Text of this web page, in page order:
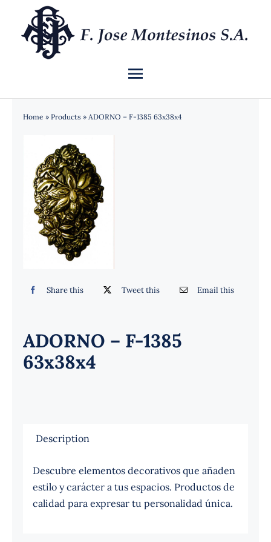
contenido
Toggle
Navigation
INICIO
QUIÉNES SOMOS
CATÁLOGO
NOTICIAS
CONTACTO
Home » Products » ADORNO – F-1385 63x38x4
Share this Tweet this Email this
ADORNO – F-1385
63x38x4
Description
Descubre elementos decorativos que añaden
estilo y carácter a tus espacios. Productos de
calidad para expresar tu personalidad única.